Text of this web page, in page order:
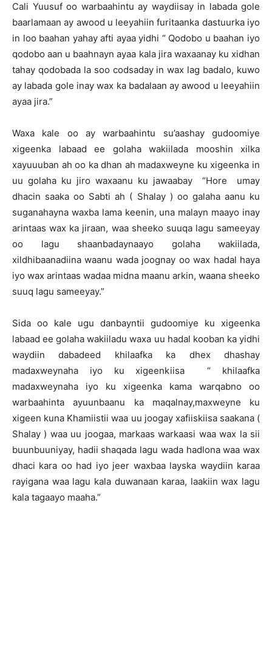
Cali Yuusuf oo warbaahintu ay waydiisay in labada gole
baarlamaan ay awood u leeyahiin furitaanka dastuurka iyo
in loo baahan yahay afti ayaa yidhi “ Qodobo u baahan iyo
qodobo aan u baahnayn ayaa kala jira waxaanay ku xidhan
tahay qodobada la soo codsaday in wax lag badalo, kuwo
ay labada gole inay wax ka badalaan ay awood u leeyahiin
ayaa jira.”
Waxa kale oo ay warbaahintu su’aashay gudoomiye
xigeenka labaad ee golaha wakiilada mooshin xilka
xayuuuban ah oo ka dhan ah madaxweyne ku xigeenka in
uu golaha ku jiro waxaanu ku jawaabay “Hore umay
dhacin saaka oo Sabti ah ( Shalay ) oo galaha aanu ku
suganahayna waxba lama keenin, una malayn maayo inay
arintaas wax ka jiraan, waa sheeko suuqa lagu sameeyay
oo lagu shaanbadaynaayo golaha wakiilada,
xildhibaanadiina waanu wada joognay oo wax hadal haya
iyo wax arintaas wadaa midna maanu arkin, waana sheeko
suuq lagu sameeyay.”
Sida oo kale ugu danbayntii gudoomiye ku xigeenka
labaad ee golaha wakiiladu waxa uu hadal kooban ka yidhi
waydiin dabadeed khilaafka ka dhex dhashay
madaxweynaha iyo ku xigeenkiisa “ khilaafka
madaxweynaha iyo ku xigeenka kama warqabno oo
warbaahinta ayuunbaanu ka maqalnay,maxweyne ku
xigeen kuna Khamiistii waa uu joogay xafiiskiisa saakana (
Shalay ) waa uu joogaa, markaas warkaasi waa wax la sii
buunbuuniyay, hadii shaqada lagu wada hadlona waa wax
dhaci kara oo had iyo jeer waxbaa layska waydiin karaa
rayigana waa lagu kala duwanaan karaa, laakiin wax lagu
kala tagaayo maaha.”